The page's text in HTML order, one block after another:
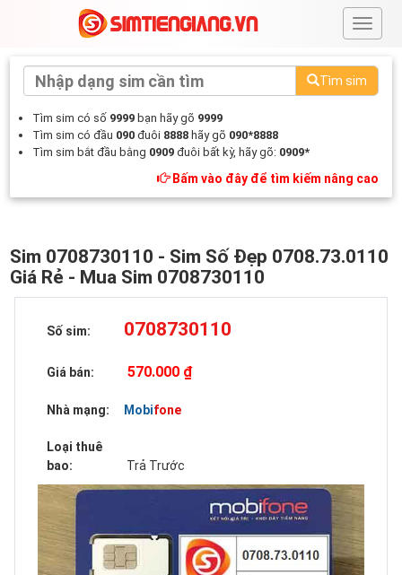
#
Tìm sim
Tìm sim có số 9999 bạn hãy gõ 9999
Tìm sim có đầu 090 đuôi 8888 hãy gõ 090*8888
Tìm sim bắt đầu bằng 0909 đuôi bất kỳ, hãy gõ: 0909*
Bấm vào đây để tìm kiếm nâng cao
Sim 0708730110 - Sim Số Đẹp 0708.73.0110
Giá Rẻ - Mua Sim 0708730110
Số sim: 0708730110
Giá bán: 570.000 ₫
Nhà mạng: Mobifone
Loại thuê
bao:
Trả Trước